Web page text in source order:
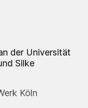
der Universität
Silke
Köln